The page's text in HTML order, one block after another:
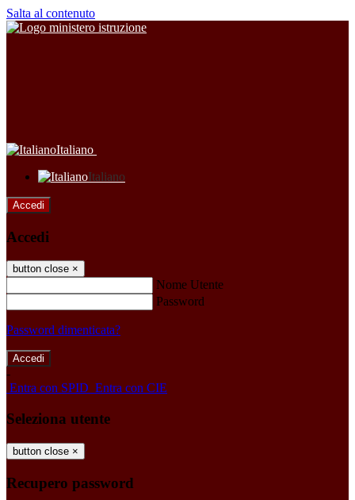
Salta al contenuto
Italiano
Italiano
Accedi
Accedi
button close ×
Nome Utente
Password
Password dimenticata?
-
Entra con SPID Entra con CIE
Seleziona utente
button close ×
Recupero password